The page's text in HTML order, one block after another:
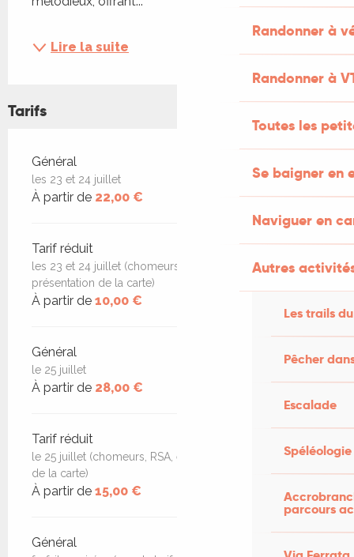
Randonner à
Randonner à
Toutes les
Se baigner en
Naviguer en
Autres
Les trails
Pêcher
Escalade
Spéléologie
parcours
Lire la suite
Tarifs
Tarifs 2026
Général
les 23 et 24 juillet
À partir de 22,00 €
Tarif réduit
les 23 et 24 juillet (chomeurs, RSA, étudiants, sur
présentation de la carte)
À partir de 10,00 €
Général
le 25 juillet
À partir de 28,00 €
Tarif réduit
le 25 juillet (chomeurs, RSA, étudiants, sur présentation
de la carte)
À partir de 15,00 €
Général